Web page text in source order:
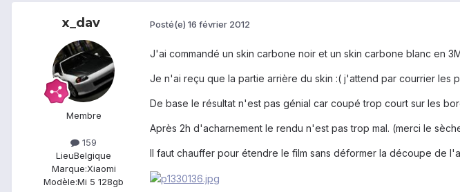
x_dav
Membre
159
LieuBelgique
Marque:Xiaomi
Modèle:Mi 5 128gb
Posté(e) 16 février 2012
J'ai commandé un skin carbone noir et un skin carbone blanc en
Je n'ai reçu que la partie arrière du skin :( j'attend par courrier les
De base le résultat n'est pas génial car coupé trop court sur les
Après 2h d'acharnement le rendu n'est pas trop mal. (merci le
Il faut chauffer pour étendre le film sans déformer la découpe de